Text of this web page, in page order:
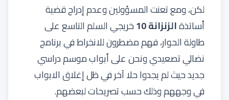
لكن، ومع تعنت المسؤولين وعدم إدراج قضية
أساتذةالزنزانة 10
خريجي السلم التاسع على
طاولة الحوار، فهم مضطرون للانخراط في برنامج
نضالي تصعيدي ونحن على أبواب موسم دراسي
جديد حيث لم يجدوا حلا آخر في ظل إغلاق الابواب
في وجههم وذلك حسب تصريحات لبعضهم.